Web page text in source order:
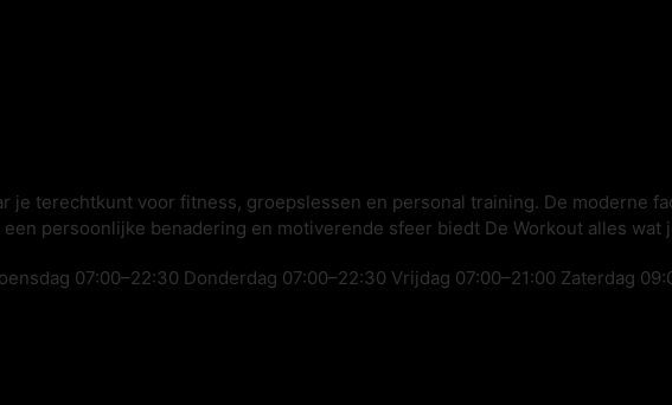
je terechtkunt voor fitness, groepslessen en personal training. De moderne
persoonlijke benadering en motiverende sfeer biedt De Workout alles
07:00–22:30 Donderdag 07:00–22:30 Vrijdag 07:00–21:00 Zaterdag